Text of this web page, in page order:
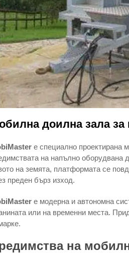
доилна зала за
е специално проектирана
на напълно оборудвана
на земята, платформата се
преден бърз изход.
е модерна и автономна
или на временни места.
на